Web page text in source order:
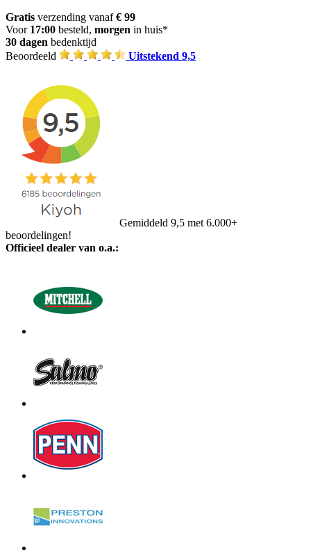
Gratis verzending vanaf€ 99
Voor 17:00 besteld, morgen in huis*
30 dagen bedenktijd
Beoordeeld
Uitstekend 9,5
Gemiddeld 9,5 met 6.000+
beoordelingen!
Officieel dealer van o.a.: